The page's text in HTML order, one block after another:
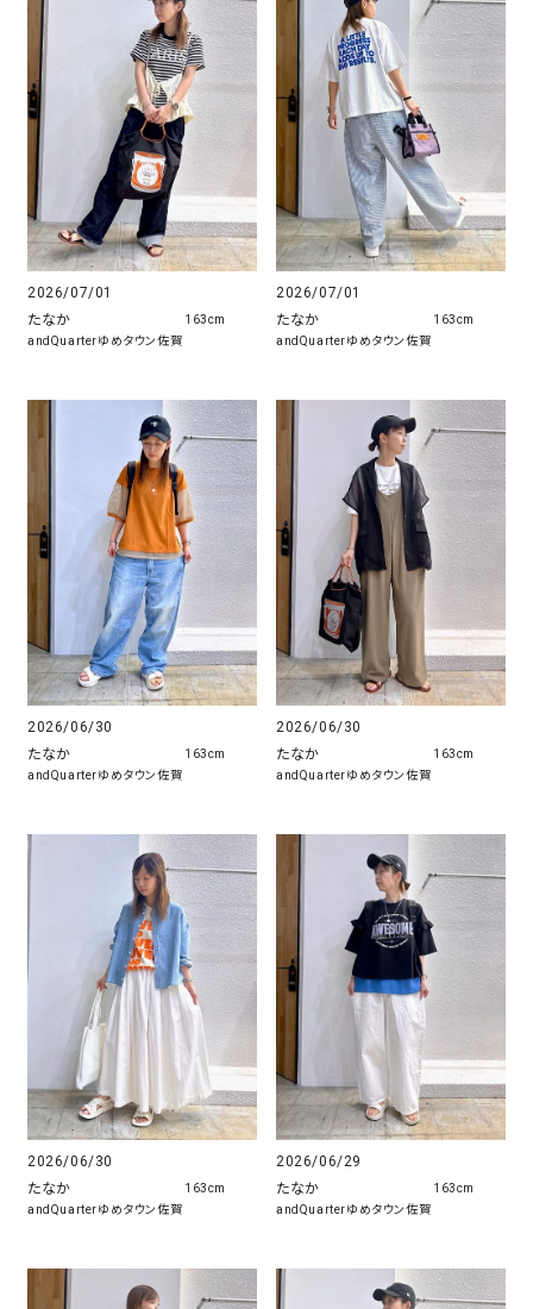
2026/07/01
たなか
andQuarterゆめタウン佐賀
163cm
2026/07/01
たなか
andQuarterゆめタウン佐賀
163cm
2026/06/30
たなか
andQuarterゆめタウン佐賀
163cm
2026/06/30
たなか
andQuarterゆめタウン佐賀
163cm
2026/06/30
たなか
andQuarterゆめタウン佐賀
163cm
2026/06/29
たなか
andQuarterゆめタウン佐賀
163cm